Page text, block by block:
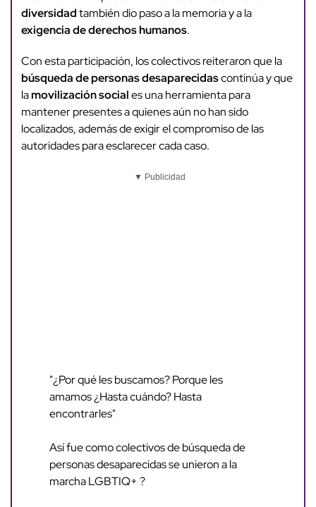
diversidadtambién dio paso a la memoria y a la
exigencia de derechos humanos.
Con esta participación, los colectivos reiteraron que la
búsqueda de personas desaparecidascontinúa y que
lamovilización sociales una herramienta para
mantener presentes a quienes aún no han sido
localizados, además de exigir el compromiso de las
autoridades para esclarecer cada caso.
▼ Publicidad
"¿Por qué les buscamos? Porque les
amamos ¿Hasta cuándo? Hasta
encontrarles"
Así fue como colectivos de búsqueda de
personas desaparecidas se unieron a la
marcha LGBTIQ+ ?